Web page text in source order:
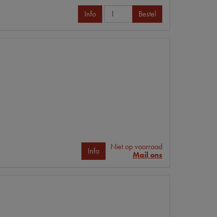
Info
Bestel
Info
Niet op voorraad
Mail ons